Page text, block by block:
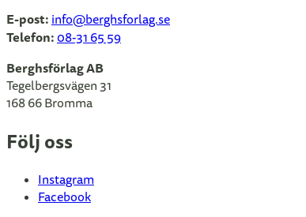
E-post: info@berghsforlag.se
Telefon:08-31 65 59
Berghsförlag AB
Tegelbergsvägen 31
168 66 Bromma
Följ oss
Instagram
Facebook